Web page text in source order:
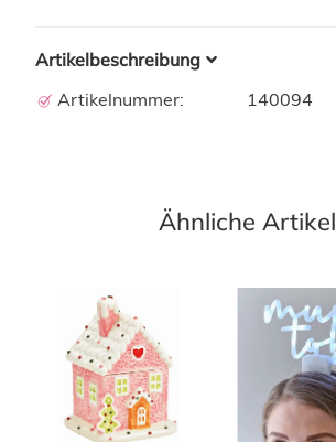
Artikelbeschreibung
Artikelnummer:
140094
Ähnliche Artikel